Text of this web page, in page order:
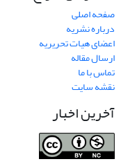
صفحه اصلی
درباره نشریه
اعضای هیات تحریریه
ارسال مقاله
تماس با ما
نقشه سایت
آخرین اخبار